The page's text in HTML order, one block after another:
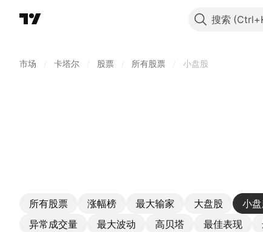
搜索
市场 卡塔尔 股票 所有股票 小盘股
所有股票 涨幅榜 最大输家 大盘股 小
异常成交量
最大波动 高贝塔 最佳表现